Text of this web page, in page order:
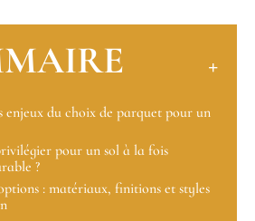
enjeux du choix de parquet pour un
pour un sol à la fois
?
: matériaux, finitions et styles